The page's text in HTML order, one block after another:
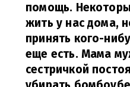
помощь.
жить у нас дома,
принять кого-
еще есть. Мама
сестричкой